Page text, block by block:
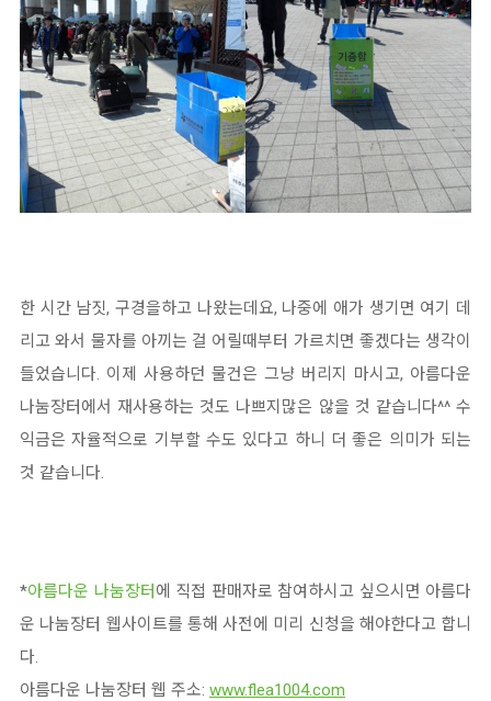
한 시간 남짓, 구경을하고 나왔는데요, 나중에 애가 생기면 여기 데
리고 와서 물자를 아끼는 걸 어릴때부터 가르치면 좋겠다는 생각이
들었습니다. 이제 사용하던 물건은 그냥 버리지 마시고, 아름다운
나눔장터에서 재사용하는 것도 나쁘지많은 않을 것 같습니다^^ 수
익금은 자율적으로 기부할 수도 있다고 하니 더 좋은 의미가 되는
것 같습니다.
*아름다운 나눔장터 에 직접 판매자로 참여하시고 싶으시면 아름다
운 나눔장터 웹사이트를 통해 사전에 미리 신청을 해야한다고 합니
다.
아름다운 나눔장터 웹 주소: www.flea1004.com